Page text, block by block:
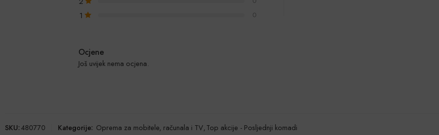
1 0
Ocjene
Još uvijek nema ocjena.
SKU:480770 Kategorije: Oprema za mobitele, računala i TV,Top akcije - Posljednji komadi